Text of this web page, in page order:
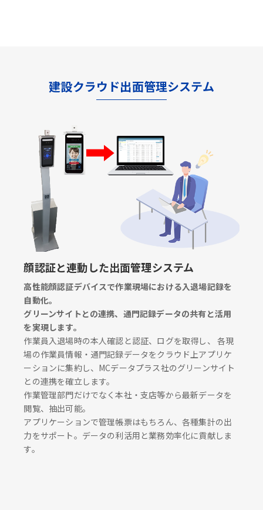
建設クラウド出面管理システム
顔認証と連動した出面管理システム
高性能顔認証デバイスで作業現場における入退場記録を
自動化。
グリーンサイトとの連携、通門記録データの共有と活用
を実現します。
作業員入退場時の本人確認と認証、ログを取得し、 各現
場の作業員情報・通門記録データをクラウド上アプリケ
ーションに集約し、MCデータプラス社のグリーンサイト
との連携を確立します。
作業管理部門だけでなく本社・支店等から最新データを
閲覧、抽出可能。
アプリケーションで管理帳票はもちろん、各種集計の出
力をサポート。データの利活用と業務効率化に貢献しま
す。